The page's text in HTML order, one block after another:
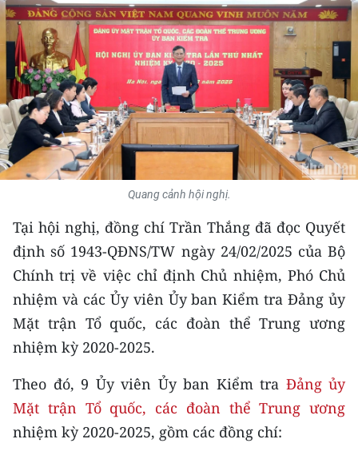
Y TẾ
KHOA HỌC - CÔNG NGHỆ
MÔI TRƯỜNG
BẠN ĐỌC
KIỂM CHỨNG THÔNG TIN
54 DÂN TỘC VIỆT NAM
CHƯƠNG TRÌNH OCOP - MỖI XÃ
MỘT SẢN PHẨM
MEDIA CENTER
E-Magazine
Quang cảnh hội nghị.
Tại hội nghị, đồng chí Trần Thắng đã đọc Quyết
định số 1943-QĐNS/TW ngày 24/02/2025 của Bộ
Chính trị về việc chỉ định Chủ nhiệm, Phó Chủ
nhiệm và các Ủy viên Ủy ban Kiểm tra Đảng ủy
Mặt trận Tổ quốc, các đoàn thể Trung ương
nhiệm kỳ 2020-2025.
Theo đó, 9 Ủy viên Ủy ban Kiểm tra Đảng ủy
Mặt trận Tổ quốc, các đoàn thể Trung ương
nhiệm kỳ 2020-2025, gồm các đồng chí: